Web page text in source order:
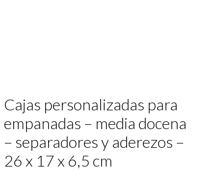
Cajas personalizadas para
empanadas – media docena
– separadores y aderezos –
26 x 17 x 6,5 cm